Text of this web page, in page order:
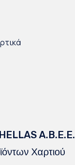
A.B.E.E.
Χαρτιού